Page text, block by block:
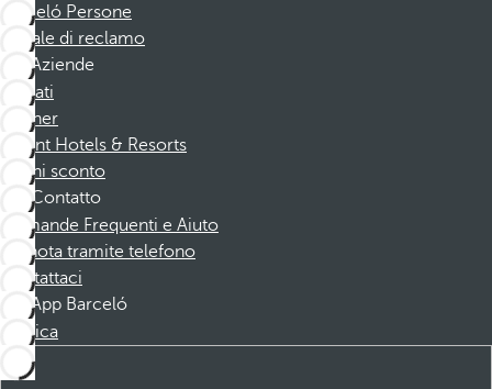
Barceló Persone
Canale di reclamo
Aziende
Affiliati
Partner
Dorint Hotels & Resorts
Buoni sconto
Contatto
Domande Frequenti e Aiuto
Prenota tramite telefono
Contattaci
App Barceló
Scarica